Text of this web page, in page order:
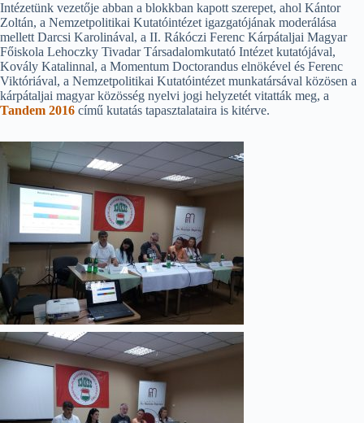
Intézetünk vezetője abban a blokkban kapott szerepet, ahol Kántor
Zoltán, a Nemzetpolitikai Kutatóintézet igazgatójának moderálása
mellett Darcsi Karolinával, a II. Rákóczi Ferenc Kárpátaljai Magyar
Főiskola Lehoczky Tivadar Társadalomkutató Intézet kutatójával,
Kovály Katalinnal, a Momentum Doctorandus elnökével és Ferenc
Viktóriával, a Nemzetpolitikai Kutatóintézet munkatársával közösen a
kárpátaljai magyar közösség nyelvi jogi helyzetét vitatták meg, a
Tandem 2016 című kutatás tapasztalataira is kitérve.